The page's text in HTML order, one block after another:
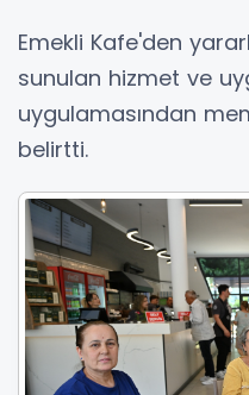
Emekli Kafe'den
sunulan hizmet ve
uygulamasından
belirtti.